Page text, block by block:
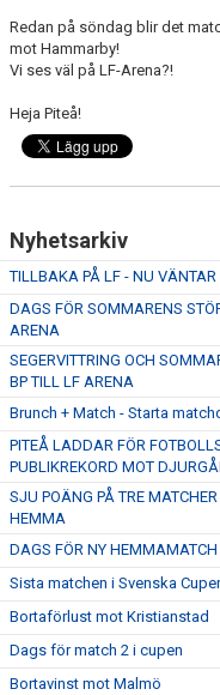
Redan på söndag blir det
mot Hammarby!
Vi ses väl på LF-Arena?!
Heja Piteå!
Nyhetsarkiv
TILLBAKA PÅ LF - NU VÄNTAR
DAGS FÖR SOMMARENS
ARENA
SEGERVITTRING OCH
BP TILL LF ARENA
Brunch + Match - Starta
PITEÅ LADDAR FÖR
PUBLIKREKORD MOT
SJU POÄNG PÅ TRE
HEMMA
DAGS FÖR NY
Sista matchen i Svenska
Bortaförlust mot Kristianstad
Dags för match 2 i cupen
Bortavinst mot Malmö